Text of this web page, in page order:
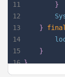
11
12
13
14
15
16
}
}
}
}